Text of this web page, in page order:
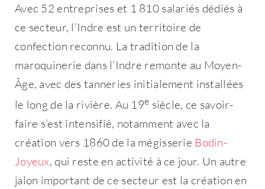
Avec 52 entreprises et 1 810 salariés dédiés à
ce secteur, l’Indre est un territoire de
confection reconnu. La tradition de la
maroquinerie dans l’Indre remonte au Moyen-
Âge, avec des tanneries initialement installées
le long de la rivière. Au 19e siècle, ce savoir-
faire s’est intensifié, notamment avec la
création vers 1860 de la mégisserie Bodin-
Joyeux, qui reste en activité à ce jour. Un autre
jalon important de ce secteur est la création en